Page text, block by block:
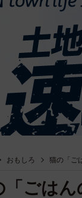
おもしろ 猫の「ご
「ごはん